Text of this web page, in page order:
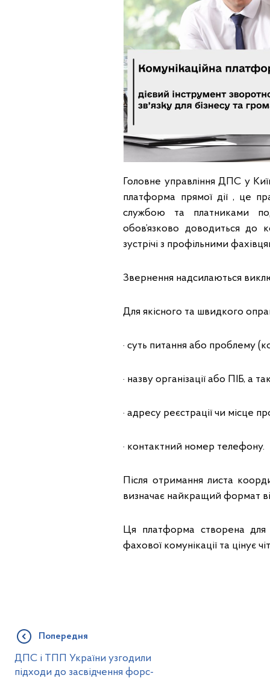
Головне управління ДПС у
платформа прямої дії , це
службою та платниками
обов’язково доводиться до
зустрічі з профільними
Звернення надсилаються
Для якісного та швидкого
· суть питання або проблему
· назву організації або
· адресу реєстрації чи місце
· контактний номер телефону.
Після отримання листа
визначає найкращий формат
Ця платформа створена для
фахової комунікації та цінує
Попередня
ДПС і ТПП України узгодили
підходи до засвідчення форс-